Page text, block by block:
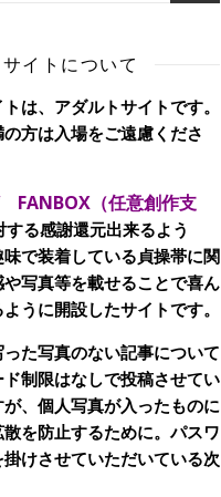
サイトについて
は、アダルトサイトです。
の方は入場をご遠慮くださ
FANBOX（任意創作支
する感謝還元出来るよう
で装着している貞操帯に関
写真等を載せることで喜ん
うに開設したサイトです。
た写真のない記事について
制限はなしで投稿させてい
、個人写真が入ったものに
を防止するために。パスワ
けさせていただいている次